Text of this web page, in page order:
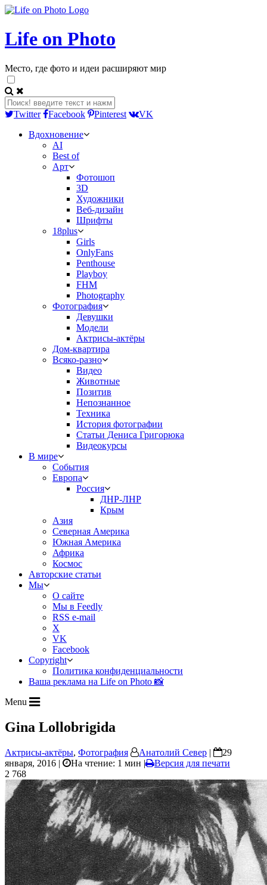
Life on Photo
Место, где фото и идеи расширяют мир
Twitter Facebook Pinterest
VK
Вдохновение
AI
Best of
Арт
Фотошоп
3D
Художники
Веб-дизайн
Шрифты
18plus
Girls
OnlyFans
Penthouse
Playboy
FHM
Photography
Фотография
Девушки
Модели
Актрисы-актёры
Дом-квартира
Всяко-разно
Видео
Животные
Позитив
Непознанное
Техника
История фотографии
Статьи Дениса Григорюка
Видеокурсы
В мире
События
Европа
Россия
ДНР-ЛНР
Крым
Азия
Северная Америка
Южная Америка
Африка
Космос
Авторские статьи
Мы
О сайте
Мы в Feedly
RSS e-mail
X
VK
Facebook
Copyright
Политика конфиденциальности
Ваша реклама на Life on Photo 📸
Menu
Gina Lollobrigida
Актрисы-актёры, Фотография Анатолий Север |
29
января, 2016 |
На чтение: 1 мин |
Версия для печати
2 768